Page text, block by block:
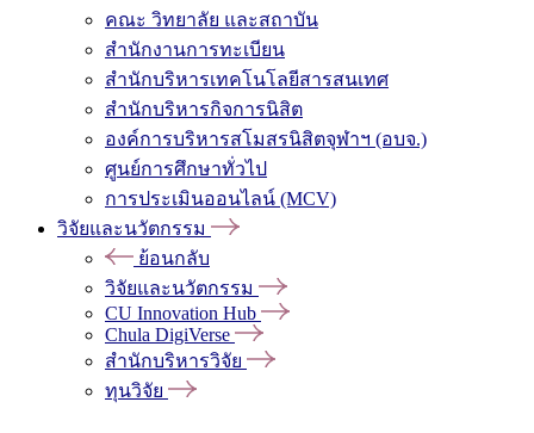
คณะ วิทยาลัย และสถาบัน
สำนักงานการทะเบียน
สำนักบริหารเทคโนโลยีสารสนเทศ
สำนักบริหารกิจการนิสิต
องค์การบริหารสโมสรนิสิตจุฬาฯ (อบจ.)
ศูนย์การศึกษาทั่วไป
การประเมินออนไลน์ (MCV)
วิจัยและนวัตกรรม
ย้อนกลับ
วิจัยและนวัตกรรม
CU Innovation Hub
Chula DigiVerse
สำนักบริหารวิจัย
ทุนวิจัย